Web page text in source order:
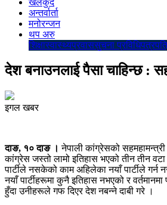
खेलकुद
अन्तर्वार्ता
मनोरन्जन
थप अरु
शिक्षास्वास्थ्यप्रवाससुचना प्रविधि
देश बनाउनलाई पैसा चाहिन्छ :
इगल खबर
दाङ, १० दाङ । नेपाली कांग्रेसको
कांग्रेस जस्तो लामो इतिहास भएको तीन तीन
पार्टीले नसकेको काम अहिलेका नयाँ पार्टीले गर्न
नयाँ पार्टीहरूमा कुनै इतिहास नभएको र
हुँदा उनीहरूले गफ दिएर देश नबन्ने दाबी गरे ।